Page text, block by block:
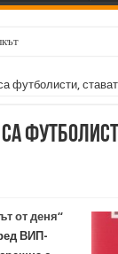
футболисти,
от деня“
ВИП-